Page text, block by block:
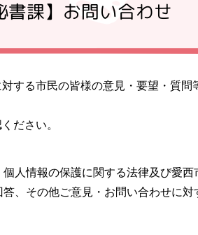
書課】お問い合わせ
する市民の皆様の意見・要望・質
ださい。
人情報の保護に関する法律及び愛
、その他ご意見・お問い合わせに対